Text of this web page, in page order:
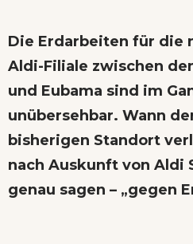
Die Erdarbeiten für die
Aldi-Filiale zwischen
und Eubama sind im
unübersehbar. Wann
bisherigen Standort
nach Auskunft von Aldi
genau sagen – „gegen